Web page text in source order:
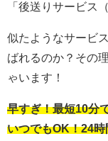
「後送りサービス
似たようなサービ
ばれるのか？その
ゃいます！
早すぎ！最短10分
いつでもOK！24